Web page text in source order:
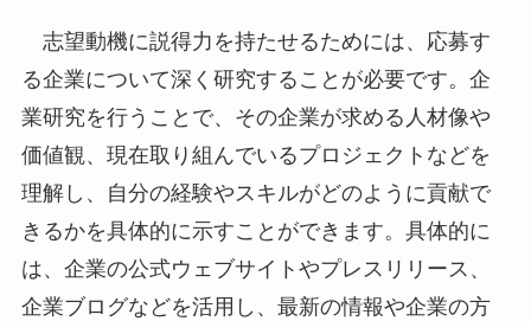
志望動機に説得力を持たせるためには、応募す
る企業について深く研究することが必要です。企
業研究を行うことで、その企業が求める人材像や
価値観、現在取り組んでいるプロジェクトなどを
理解し、自分の経験やスキルがどのように貢献で
きるかを具体的に示すことができます。具体的に
は、企業の公式ウェブサイトやプレスリリース、
企業ブログなどを活用し、最新の情報や企業の方